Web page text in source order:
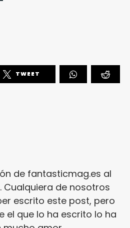
TWEET
de fantasticmag.es al
Cualquiera de nosotros
escrito este post, pero
el que lo ha escrito lo ha